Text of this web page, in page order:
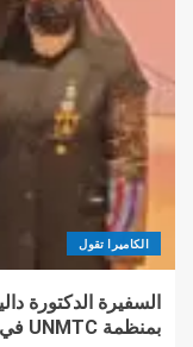
الكاميرا تقول
السفيرة الدكتورة
بمنظمة UNMTC في المملكة العربية السعودية